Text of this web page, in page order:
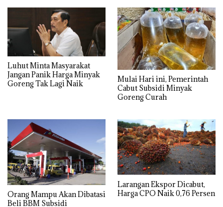
triliun
Luhut Minta Masyarakat
Jangan Panik Harga Minyak
Goreng Tak Lagi Naik
Mulai Hari ini, Pemerintah
Cabut Subsidi Minyak
Goreng Curah
Orang Mampu Akan Dibatasi
Beli BBM Subsidi
Larangan Ekspor Dicabut,
Harga CPO Naik 0,76 Persen